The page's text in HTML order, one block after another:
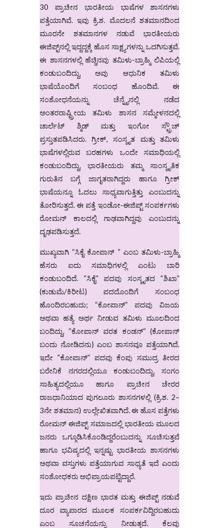
30 ಪ್ರಾಚೀನ ಭಾರತೀಯ ಭಾಷೆಗಳ ಶಾಸನಗಳು
ಪತ್ತೆಯಾಗಿವೆ. ಇವು ಕ್ರಿ.ಶ. ಮೊದಲನೆ ಶತಮಾನದಿಂದ
ಮೂರನೇ ಶತಮಾನಗಳ ನಡುವೆ ಭಾರತೀಯರು
ಈಜಿಪ್ಟ್‌ನಲ್ಲಿ ಇದ್ದದ್ದಕ್ಕೆ ಹೊಸ ಸಾಕ್ಷ್ಯಗಳನ್ನು ಒದಗಿಸುತ್ತವೆ.
ಈ ಶಾಸನಗಳಲ್ಲಿ ಹೆಚ್ಚಿನವು ತಮಿಳು-ಬ್ರಾಹ್ಮಿ ಲಿಪಿಯಲ್ಲಿ
ಕಂಡುಬಂದಿದ್ದು, ಅವು ಆಧುನಿಕ ತಮಿಳು
ಭಾಷೆಯೊಂದಿಗೆ ಸಂಬಂಧ ಹೊಂದಿವೆ. ಈ
ಸಂಶೋಧನೆಯನ್ನು ಚೆನ್ನೈನಲ್ಲಿ ನಡೆದ
ಅಂತರರಾಷ್ಟ್ರೀಯ ತಮಿಳು ಶಾಸನ ಸಮ್ಮೇಳನದಲ್ಲಿ
ಚಾರ್ಲೆಟ್ ಶ್ಮಿಡ್ ಮತ್ತು ಇಂಗೋ ಸ್ಟ್ರೌಚ್
ಪ್ರಸ್ತುತಪಡಿಸಿದರು. ಗ್ರೀಕ್, ಸಂಸ್ಕೃತ ಮತ್ತು ತಮಿಳು
ಭಾಷೆಗಳಲ್ಲಿರುವ ಬರಹಗಳು ಒಂದೇ ಸಮಾಧಿಯಲ್ಲಿ
ಕಂಡುಬಂದಿದ್ದು, ಭಾರತೀಯರು ತಮ್ಮ ಸಾಂಸ್ಕೃತಿಕ
ಗುರುತಿನ ಬಗ್ಗೆ ಜಾಗೃತರಾಗಿದ್ದರು ಹಾಗೂ ಗ್ರೀಕ್
ಭಾಷೆಯನ್ನೂ ಓದಲು ಸಾಧ್ಯವಾಗುತ್ತಿತ್ತು ಎಂಬುದನ್ನು
ತೋರಿಸುತ್ತದೆ. ಈ ಪತ್ತೆ ಇಂಡೋ-ಈಜಿಪ್ಟ್ ಸಂಪರ್ಕಗಳು
ರೋಮನ್ ಕಾಲದಲ್ಲಿ ಗಾಢವಾಗಿದ್ದವು ಎಂಬುದನ್ನು
ದೃಢಪಡಿಸುತ್ತದೆ.
ಮುಖ್ಯವಾಗಿ “ಸಿಕೈ ಕೋಪಾನ್ ” ಎಂಬ ತಮಿಳು-ಬ್ರಾಹ್ಮಿ
ಹೆಸರು ಐದು ಸಮಾಧಿಗಳಲ್ಲಿ ಎಂಟು ಬಾರಿ
ಕಂಡುಬಂದಿದೆ. “ಸಿಕೈ” ಪದವು ಸಂಸ್ಕೃತದ “ಶಿಖಾ”
(ಕುಡುಮೆ/ಕಿರೀಟ) ಪದದೊಂದಿಗೆ ಸಂಬಂಧ
ಹೊಂದಿರಬಹುದು; “ಕೋಪಾನ್” ಪದವು ವಿಜಯ
ಅಥವಾ ಹತ್ಯೆ ಅರ್ಥ ನೀಡುವ ತಮಿಳು ಮೂಲದಿಂದ
ಬಂದಿದ್ದು, “ಕೋಪಾನ್ ವರತ ಕಂಡನ್” (ಕೋಪಾನ್
ಬಂದು ನೋಡಿದನು) ಎಂಬ ಶಾಸನವೂ ಪತ್ತೆಯಾಗಿದೆ.
ಇದೇ “ಕೋಪಾನ್” ಪದವು ಕೆಂಪು ಸಮುದ್ರ ತೀರದ
ಬರೇನಿಕೆ ನಗರದಲ್ಲಿಯೂ ಕಂಡುಬಂದಿದ್ದು, ಸಂಗಂ
ಸಾಹಿತ್ಯದಲ್ಲಿಯೂ ಹಾಗೂ ಪ್ರಾಚೀನ ಚೇರರ
ರಾಜಧಾನಿಯಾದ ಪುಗಲೂರು ಶಾಸನಗಳಲ್ಲಿ (ಕ್ರಿ.ಶ. 2–
3ನೇ ಶತಮಾನ) ಉಲ್ಲೇಖಿತವಾಗಿದೆ. ಈ ಹೊಸ ಪತ್ತೆಗಳು
ರೋಮನ್ ಈಜಿಪ್ಟ್ ಸಮಾಜದಲ್ಲಿ ಭಾರತೀಯ ಮೂಲದ
ಜನರು ಒಗ್ಗೂಡಿಸಿಕೊಂಡಿದ್ದರೆಂಬುದನ್ನು ಸೂಚಿಸುತ್ತವೆ
ಹಾಗೂ ಭವಿಷ್ಯದಲ್ಲಿ ಇನ್ನಷ್ಟು ಭಾರತೀಯ ಶಾಸನಗಳು
ಅಥವಾ ವಸ್ತುಗಳು ಪತ್ತೆಯಾಗುವ ಸಾಧ್ಯತೆ ಇದೆ ಎಂದು
ಸಂಶೋಧಕರು ಅಭಿಪ್ರಾಯಪಟ್ಟಿದ್ದಾರೆ.
ಇದು ಪ್ರಾಚೀನ ದಕ್ಷಿಣ ಭಾರತ ಮತ್ತು ಈಜಿಪ್ಟ್ ನಡುವೆ
ದೂರ ವ್ಯಾಪಾರದ ಮೂಲಕ ಸಂಪರ್ಕವಿದ್ದಿರಬಹುದು
ಎಂಬ ಸೂಚನೆಯನ್ನು ನೀಡುತ್ತದೆ. ಕೆಲವು